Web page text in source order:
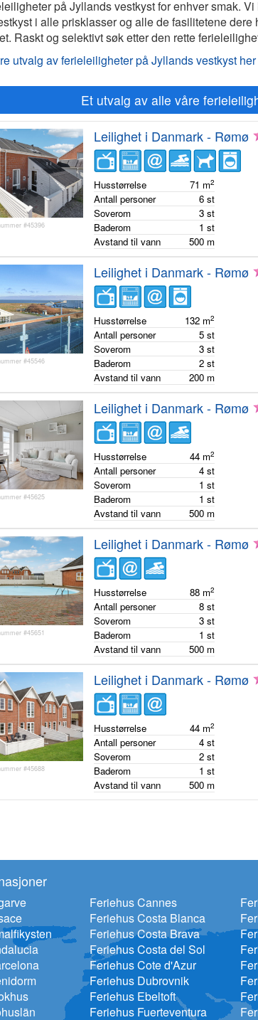
på Jyllands vestkyst for enhver smak.
i alle prisklasser og alle de fasilitetene
Raskt og selektivt søk etter den rette
utvalg av ferieleiligheter på Jyllands vestkyst her
Et utvalg av alle våre
#45396
Leilighet i Danmark - Rømø
Husstørrelse 71 m2
Antall personer 6 st
Soverom
3 st
Baderom
1 st
Avstand til vann
500 m
#45546
Leilighet i Danmark - Rømø
Husstørrelse 132 m2
Antall personer 5 st
Soverom
3 st
Baderom
2 st
Avstand til vann
200 m
#45625
Leilighet i Danmark - Rømø
Husstørrelse 44 m2
Antall personer 4 st
Soverom
1 st
Baderom
1 st
Avstand til vann
500 m
#45651
Leilighet i Danmark - Rømø
Husstørrelse 88 m2
Antall personer 8 st
Soverom
3 st
Baderom
1 st
Avstand til vann
500 m
#45688
Leilighet i Danmark - Rømø
Husstørrelse 44 m2
Antall personer 4 st
Soverom
2 st
Baderom
1 st
Avstand til vann
500 m
Feriehus Cannes
Feriehus Costa Blanca
Feriehus Costa Brava
Feriehus Costa del Sol
Feriehus Cote d'Azur
Feriehus Dubrovnik
Feriehus Ebeltoft
Feriehus Fuerteventura